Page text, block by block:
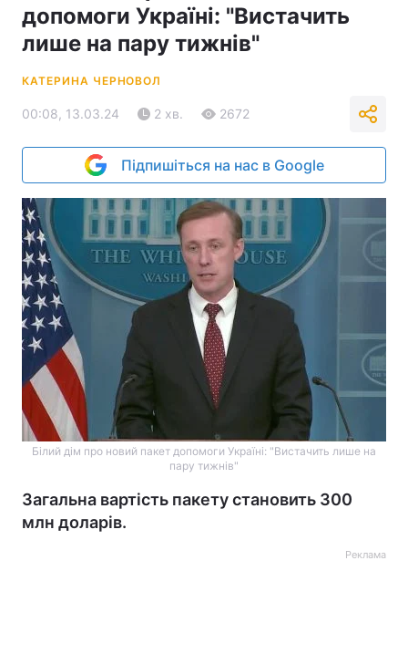
допомоги Україні: "Вистачить
лише на пару тижнів"
КАТЕРИНА ЧЕРНОВОЛ
00:08, 13.03.24 2 хв. 2672
Підпишіться на нас в Google
Білий дім про новий пакет допомоги Україні: "Вистачить лише на
пару тижнів"
Загальна вартість пакету становить 300
млн доларів.
Реклама